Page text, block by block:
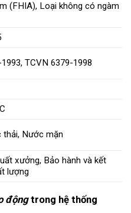
(FHIA), Loại không có ngàm
TCVN 6379-1998
thải, Nước mặn
xưởng, Bảo hành và kết
lượng
độngtrong hệ thống